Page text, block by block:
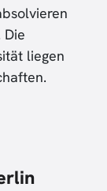
liegen